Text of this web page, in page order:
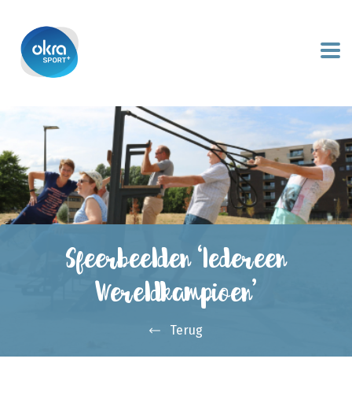
Sfeerbeelden ‘Iedereen
Wereldkampioen’
Terug